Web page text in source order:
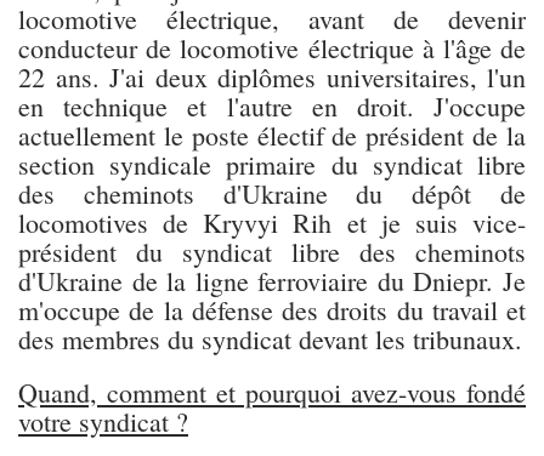
locomotive électrique, avant de devenir
conducteur de locomotive électrique à l'âge de
22 ans. J'ai deux diplômes universitaires, l'un
en technique et l'autre en droit. J'occupe
actuellement le poste électif de président de la
section syndicale primaire du syndicat libre
des cheminots d'Ukraine du dépôt de
locomotives de Kryvyi Rih et je suis vice-
président du syndicat libre des cheminots
d'Ukraine de la ligne ferroviaire du Dniepr. Je
m'occupe de la défense des droits du travail et
des membres du syndicat devant les tribunaux.
Quand, comment et pourquoi avez-vous fondé
votre syndicat ?